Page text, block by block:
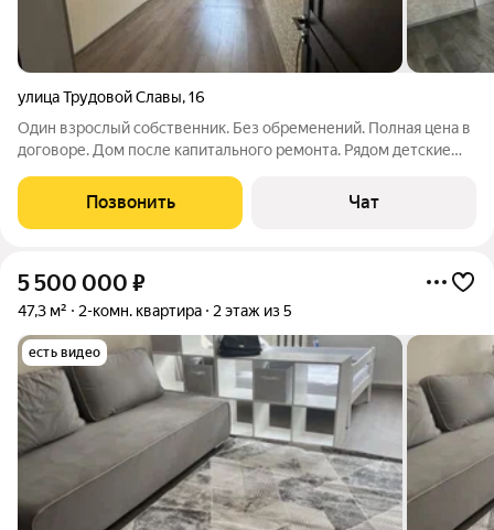
улица Трудовой Славы,16
Один взрослый собственник. Без обременений. Полная цена в
договоре. Дом после капитального ремонта. Рядом детские
взрослая). Удобный заезд и выезд как на большое так и на
малое кольцо. Рядом
Позвонить Чат
5 500 000 ₽
47,3 м² 2-комн. квартира 2 этаж из 5
есть видео